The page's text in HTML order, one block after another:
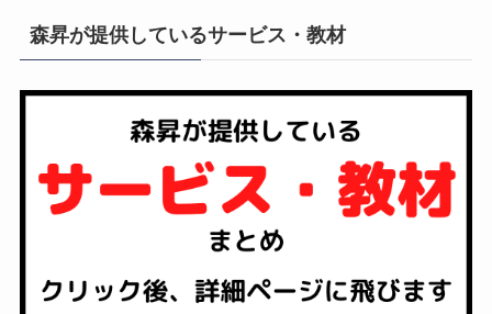
森昇が提供しているサービス・教材